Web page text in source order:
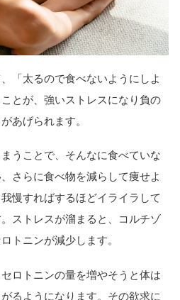
「太るので食べないようにしよ
とが、強いストレスになり負の
あげられます。
うことで、そんなに食べていな
さらに食べ物を減らして痩せよ
慢すればするほどイライラして
ストレスが溜まると、コルチゾ
トニンが減少します。
ロトニンの量を増やそうと体は
るようになります。その欲求に